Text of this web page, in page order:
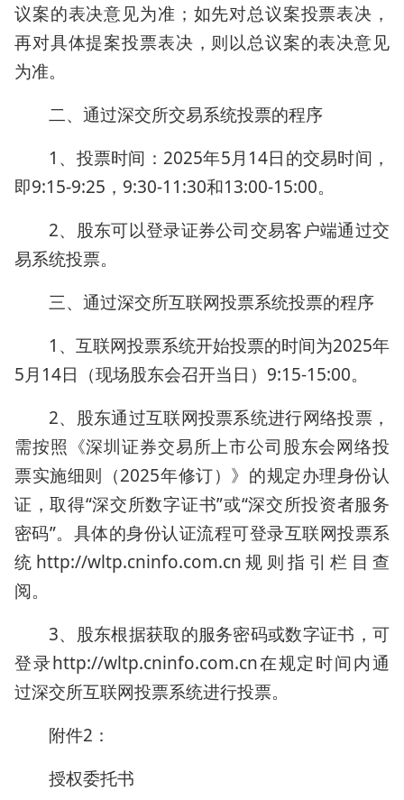
议案的表决意见为准；如先对总议案投票表决，
再对具体提案投票表决，则以总议案的表决意见
为准。
二、通过深交所交易系统投票的程序
1、投票时间：2025年5月14日的交易时间，
即9:15-9:25，9:30-11:30和13:00-15:00。
2、股东可以登录证券公司交易客户端通过交
易系统投票。
三、通过深交所互联网投票系统投票的程序
1、互联网投票系统开始投票的时间为2025年
5月14日（现场股东会召开当日）9:15-15:00。
2、股东通过互联网投票系统进行网络投票，
需按照《深圳证券交易所上市公司股东会网络投
票实施细则（2025年修订）》的规定办理身份认
证，取得“深交所数字证书”或“深交所投资者服务
密码”。具体的身份认证流程可登录互联网投票系
统http://wltp.cninfo.com.cn规则指引栏目查
阅。
3、股东根据获取的服务密码或数字证书，可
登录http://wltp.cninfo.com.cn在规定时间内通
过深交所互联网投票系统进行投票。
附件2：
授权委托书